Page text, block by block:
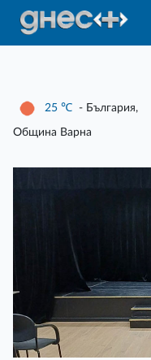
25 ℃ - България,
Община Варна